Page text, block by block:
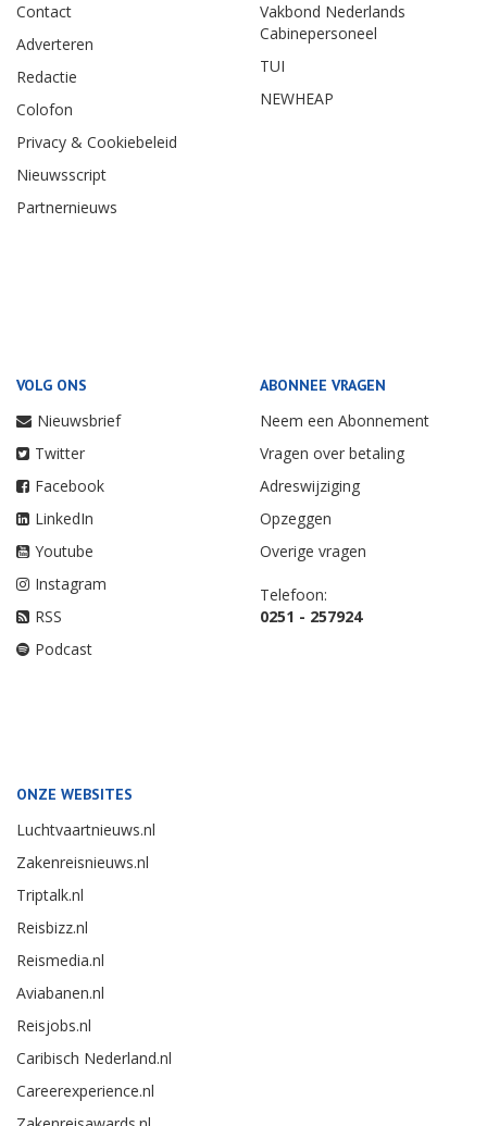
Contact
Adverteren
Redactie
Colofon
Privacy & Cookiebeleid
Nieuwsscript
Partnernieuws
Vakbond Nederlands
Cabinepersoneel
TUI
NEWHEAP
VOLG ONS
Nieuwsbrief
Twitter
Facebook
LinkedIn
Youtube
Instagram
RSS
Podcast
ABONNEE VRAGEN
Neem een Abonnement
Vragen over betaling
Adreswijziging
Opzeggen
Overige vragen
Telefoon:
0251 - 257924
ONZE WEBSITES
Luchtvaartnieuws.nl
Zakenreisnieuws.nl
Triptalk.nl
Reisbizz.nl
Reismedia.nl
Aviabanen.nl
Reisjobs.nl
Caribisch Nederland.nl
Careerexperience.nl